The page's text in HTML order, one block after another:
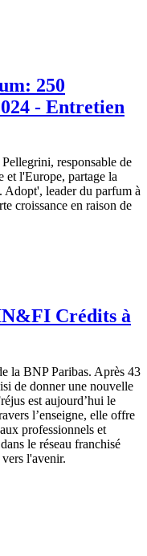
250
- Entretien
responsable de
et l'Europe, partage la
Adopt', leader du parfum à
croissance en raison de
Crédits à
la BNP Paribas. Après 43
de donner une nouvelle
est aujourd’hui le
l’enseigne, elle offre
professionnels et
le réseau franchisé
l'avenir.